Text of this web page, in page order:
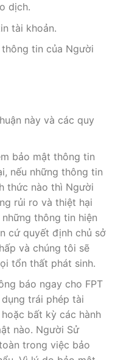
dịch.
tài khoản.
tin của Người
này và các quy
bảo mật thông tin
nếu những thông tin
thức nào thì Người
rủi ro và thiệt hại
thông tin hiện
cứ quyết định chủ sở
và chúng tôi sẽ
tổn thất phát sinh.
báo ngay cho FPT
trái phép tài
bất kỳ các hành
nào. Người Sử
trong việc bảo